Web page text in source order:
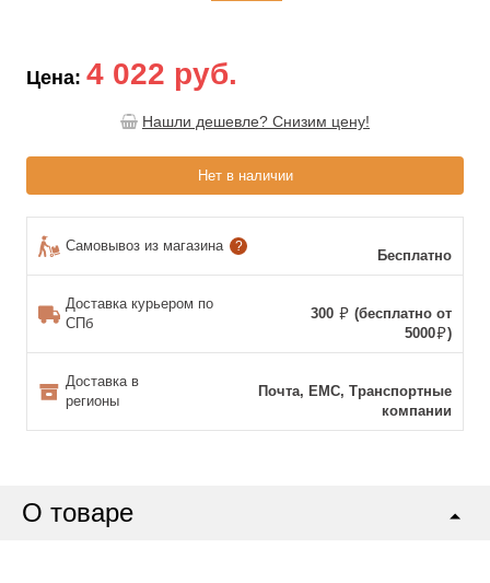
Цена: 4 022 руб.
Нашли дешевле? Снизим цену!
Нет в наличии
Самовывоз из магазина ?
Бесплатно
Доставка курьером по
СПб
300
(бесплатно от
5000
)
Доставка в
регионы
Почта, ЕМС, Транспортные
компании
О товаре